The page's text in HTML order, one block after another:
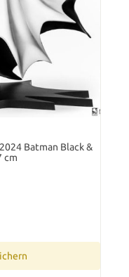
Batman Black &
cm